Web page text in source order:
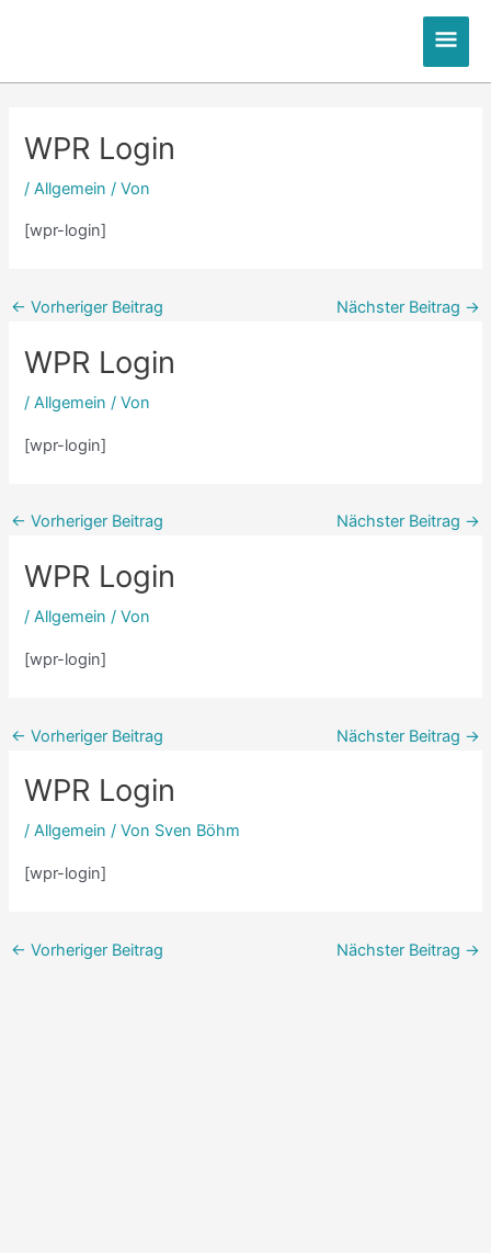
WPR Login
/Allgemein / Von
[wpr-login]
← Vorheriger Beitrag Nächster Beitrag →
WPR Login
/Allgemein / Von
[wpr-login]
← Vorheriger Beitrag Nächster Beitrag →
WPR Login
/Allgemein / Von
[wpr-login]
← Vorheriger Beitrag Nächster Beitrag →
WPR Login
/Allgemein / Von Sven Böhm
[wpr-login]
← Vorheriger Beitrag Nächster Beitrag →